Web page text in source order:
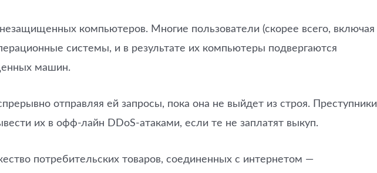
компьютеров. Многие пользователи (скорее всего, включая
системы, и в результате их компьютеры подвергаются
машин.
отправляя ей запросы, пока она не выйдет из строя. Преступники
их в офф-лайн DDoS-атаками, если те не заплатят выкуп.
потребительских товаров, соединенных с интернетом —